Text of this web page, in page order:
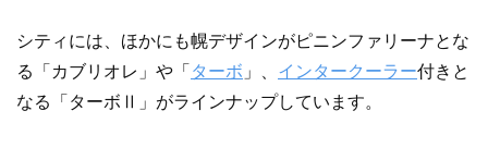
シティには、ほかにも幌デザインがピニンファリーナとな
る「カブリオレ」や「 ターボ 」、 インタークーラー付きと
なる「ターボⅡ」がラインナップしています。